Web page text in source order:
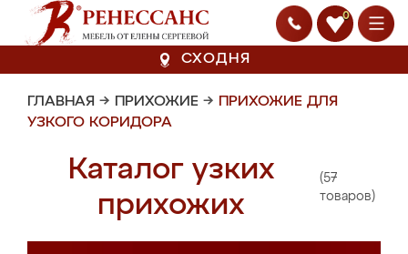
0
СХОДНЯ
ГЛАВНАЯ → ПРИХОЖИЕ → ПРИХОЖИЕ ДЛЯ
УЗКОГО КОРИДОРА
Каталог узких
прихожих
(57
товаров)